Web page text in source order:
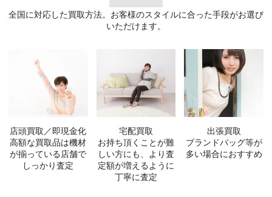
全国に対応した買取方法。お客様のスタイルに合った手段がお選び
いただけます。
店頭買取／即現金化
高額な買取品は機材
が揃っている店舗で
しっかり査定
宅配買取
お持ち頂くことが難
しい方にも、より査
定額が増えるように
丁寧に査定
出張買取
ブランドバッグ等が
多い場合におすすめ